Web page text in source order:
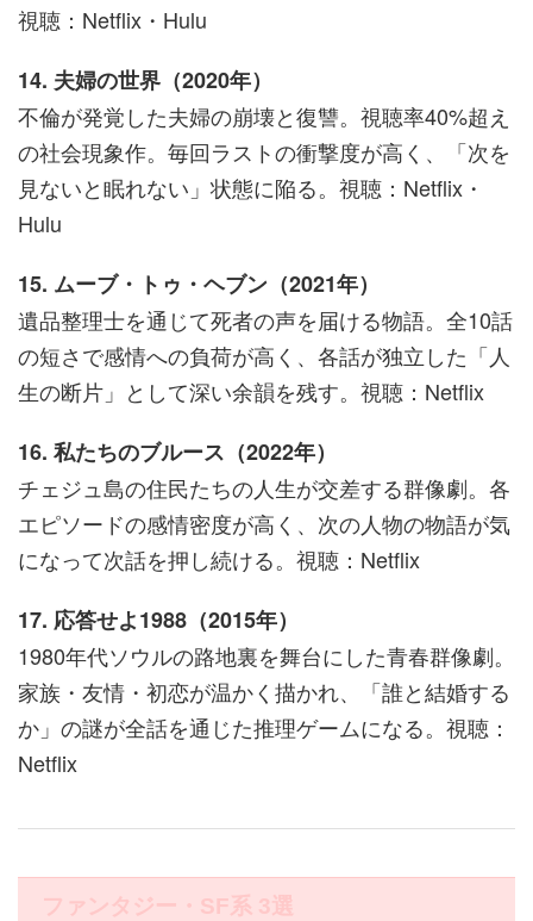
視聴：Netflix・Hulu
14. 夫婦の世界（2020年）
不倫が発覚した夫婦の崩壊と復讐。視聴率40%超え
の社会現象作。毎回ラストの衝撃度が高く、「次を
見ないと眠れない」状態に陥る。視聴：Netflix・
Hulu
15. ムーブ・トゥ・ヘブン（2021年）
遺品整理士を通じて死者の声を届ける物語。全10話
の短さで感情への負荷が高く、各話が独立した「人
生の断片」として深い余韻を残す。視聴：Netflix
16. 私たちのブルース（2022年）
チェジュ島の住民たちの人生が交差する群像劇。各
エピソードの感情密度が高く、次の人物の物語が気
になって次話を押し続ける。視聴：Netflix
17. 応答せよ1988（2015年）
1980年代ソウルの路地裏を舞台にした青春群像劇。
家族・友情・初恋が温かく描かれ、「誰と結婚する
か」の謎が全話を通じた推理ゲームになる。視聴：
Netflix
ファンタジー・SF系 3選